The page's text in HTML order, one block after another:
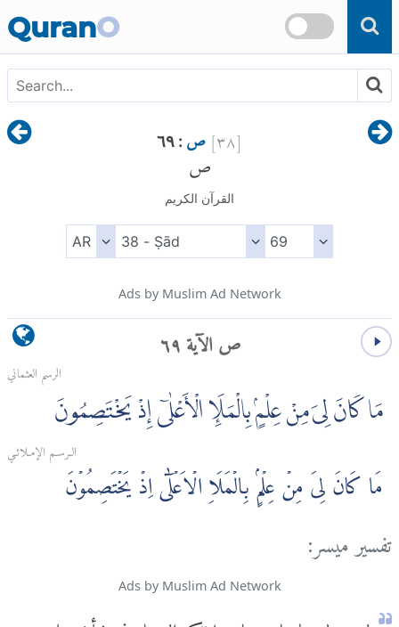
Skip to main content
QuranO
[٣٨]ص : ٦٩ ص
القرآن الكريم
Ads by Muslim Ad Network
ص الآية ٦٩
الرسم العثماني
مَا كَانَ لِىَ مِنْ عِلْمٍۢ بِالْمَلَإِ الْأَعْلٰىٓ إِذْ يَخْتَصِمُونَ
الـرسـم الإمـلائـي
مَا كَانَ لِىَ مِنۡ عِلۡمٍۢ بِالۡمَلَاِ الۡاَعۡلٰٓى اِذۡ يَخۡتَصِمُوۡنَ
تفسير ميسر:
Ads by Muslim Ad Network